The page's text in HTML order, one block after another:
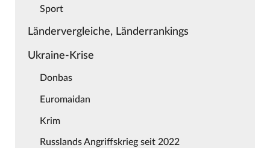
Sport
Ländervergleiche, Länderrankings
Ukraine-Krise
Donbas
Euromaidan
Krim
Russlands Angriffskrieg seit 2022